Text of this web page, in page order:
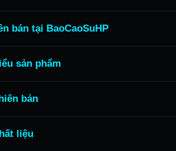
bán tại BaoCaoSuHP
sản phẩm
bản
liệu